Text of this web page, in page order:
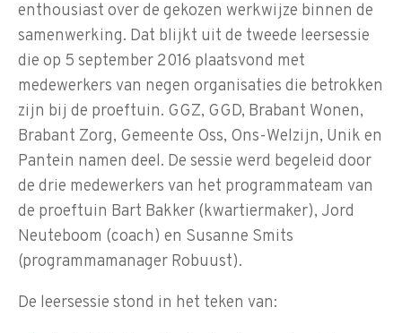
enthousiast over de gekozen werkwijze binnen de
samenwerking. Dat blijkt uit de tweede leersessie
die op 5 september 2016 plaatsvond met
medewerkers van negen organisaties die betrokken
zijn bij de proeftuin. GGZ, GGD, Brabant Wonen,
Brabant Zorg, Gemeente Oss, Ons-Welzijn, Unik en
Pantein namen deel. De sessie werd begeleid door
de drie medewerkers van het programmateam van
de proeftuin Bart Bakker (kwartiermaker), Jord
Neuteboom (coach) en Susanne Smits
(programmamanager Robuust).
De leersessie stond in het teken van: